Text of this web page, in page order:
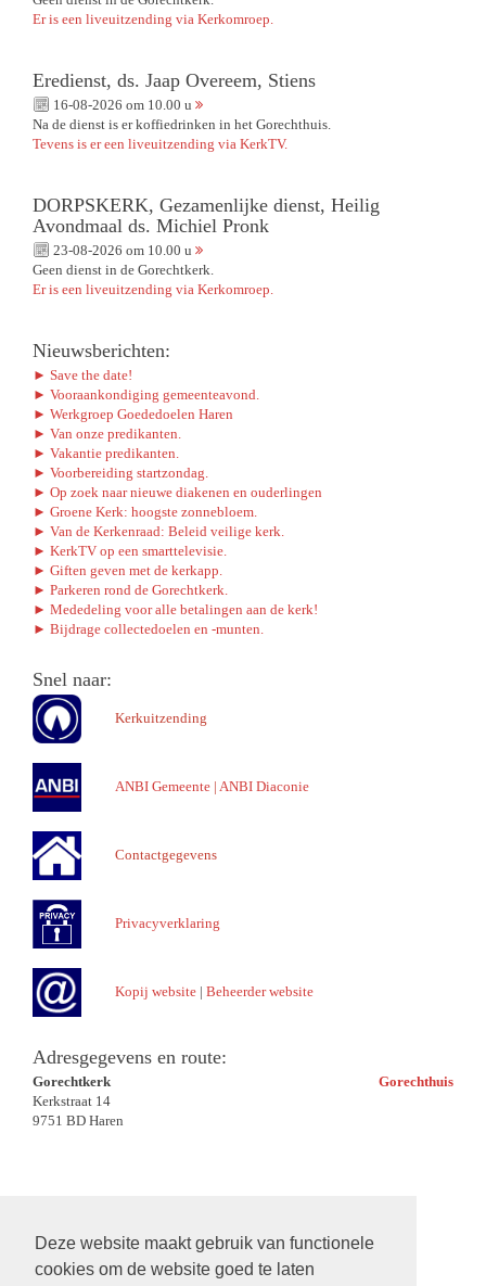
Deze website maakt gebruik van functionele
cookies om de website goed te laten
Er is een liveuitzending via Kerkomroep.
Eredienst, ds. Jaap Overeem, Stiens
16-08-2026 om 10.00 u
Na de dienst is er koffiedrinken in het Gorechthuis.
Tevens is er een liveuitzending via KerkTV.
DORPSKERK, Gezamenlijke dienst, Heilig
Avondmaal ds. Michiel Pronk
23-08-2026 om 10.00 u
Geen dienst in de Gorechtkerk.
Er is een liveuitzending via Kerkomroep.
Nieuwsberichten:
► Save the date!
► Vooraankondiging gemeenteavond.
► Werkgroep Goededoelen Haren
► Van onze predikanten.
► Vakantie predikanten.
► Voorbereiding startzondag.
► Op zoek naar nieuwe diakenen en ouderlingen
► Groene Kerk: hoogste zonnebloem.
► Van de Kerkenraad: Beleid veilige kerk.
► KerkTV op een smarttelevisie.
► Giften geven met de kerkapp.
► Parkeren rond de Gorechtkerk.
► Mededeling voor alle betalingen aan de kerk!
► Bijdrage collectedoelen en -munten.
Snel naar:
Kerkuitzending
ANBI Gemeente | ANBI Diaconie
Contactgegevens
Privacyverklaring
Kopij website | Beheerder website
Adresgegevens en route:
Gorechtkerk
Gorechthuis
Kerkstraat 14
9751 BD Haren